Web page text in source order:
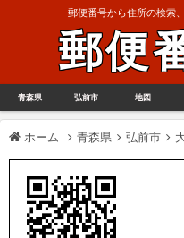
郵便番号から住所の検索
郵便
青森県 弘前市 地図
ホーム 青森県 弘前市